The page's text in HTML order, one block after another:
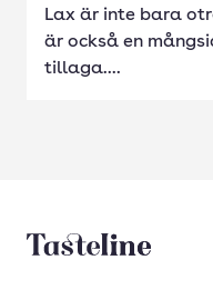
Lax är inte bara
är också en
tillaga....
Tasteline startsida